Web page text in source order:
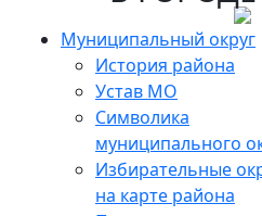
Муниципальный округ
История района
Устав МО
Символика
муниципального
Избирательные
на карте района